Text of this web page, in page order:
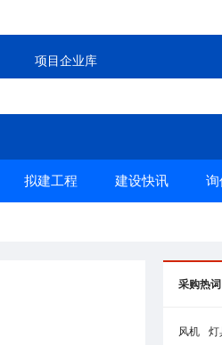
项目企业库
拟建工程 建设快讯 询
采购热词
风机 灯